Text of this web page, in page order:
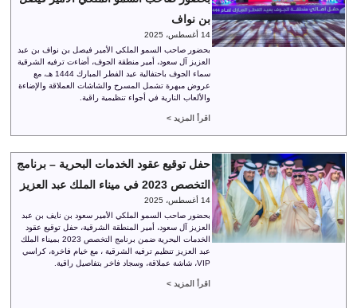
بن نواف
14 أغسطس، 2025
بحضور صاحب السمو الملكي الأمير فيصل بن نواف بن عبد
العزيز آل سعود، أمير منطقة الجوف، أضاءت ترفيه الشرقية
سماء الجوف باحتفالية عيد الفطر المبارك 1444 هـ، مع
عروض مبهرة تشمل المسرح والشاشات العملاقة والإضاءة
والألعاب النارية في أجواء تنظيمية راقية.
اقرأ المزيد >
حفل توقيع عقود الخدمات البحرية – برنامج
التخصص 2023 في ميناء الملك عبد العزيز
14 أغسطس، 2025
بحضور صاحب السمو الملكي الأمير سعود بن نايف بن عبد
العزيز آل سعود، أمير المنطقة الشرقية، حفل توقيع عقود
الخدمات البحرية ضمن برنامج التخصص 2023 بميناء الملك
عبد العزيز تنظيم ترفيه الشرقية ، مع خيام فاخرة، كراسي
VIP، شاشة عملاقة، وسجاد فاخر بتفاصيل راقية.
اقرأ المزيد >